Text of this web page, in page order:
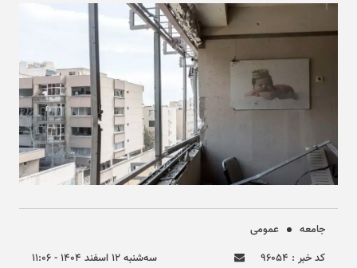
جامعه
عمومی
کد خبر : ۹۶۰۵۴
سه‌شنبه ۱۲ اسفند ۱۴۰۴ - ۱۱:۰۶